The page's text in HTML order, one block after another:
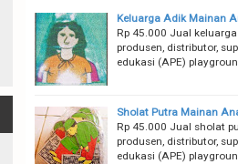
Keluarga Adik Mainan
Rp 45.000 Jual
produsen, distributor,
edukasi (APE)
Sholat Putra Mainan
Rp 45.000 Jual sholat
produsen, distributor,
edukasi (APE)